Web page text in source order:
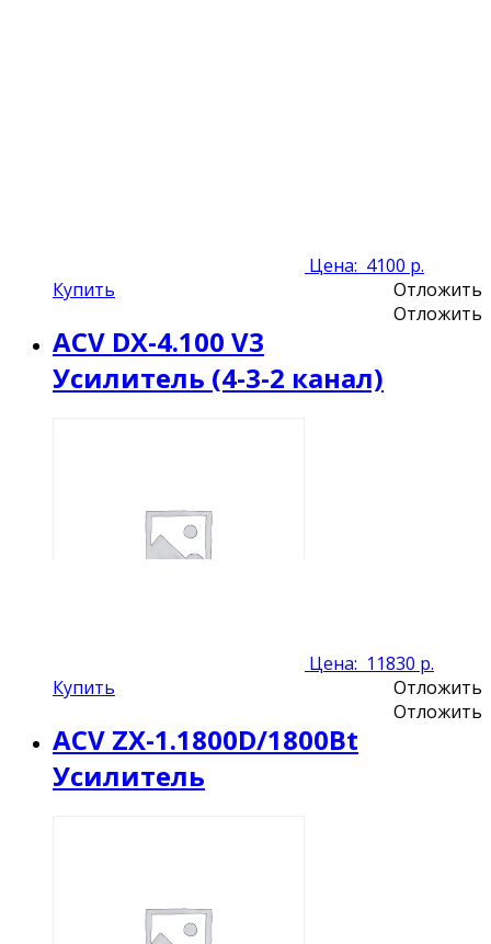
Цена: 4100 р.
Купить
Отложить
Отложить
ACV DX-4.100 V3
Усилитель (4-3-2 канал)
Цена: 11830 р.
Купить
Отложить
Отложить
ACV ZX-1.1800D/1800Bt
Усилитель